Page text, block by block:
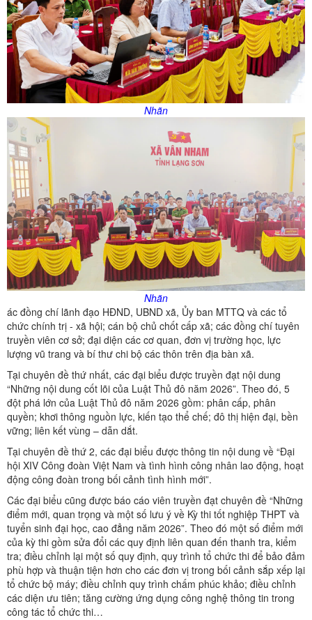
Nhãn
Nhãn
ác đồng chí lãnh đạo HĐND, UBND xã, Ủy ban MTTQ và các tổ
chức chính trị - xã hội; cán bộ chủ chốt cấp xã; các đồng chí tuyên
truyền viên cơ sở; đại diện các cơ quan, đơn vị trường học, lực
lượng vũ trang và bí thư chi bộ các thôn trên địa bàn xã.
Tại chuyên đề thứ nhất, các đại biểu được truyền đạt nội dung
“Những nội dung cốt lõi của Luật Thủ đô năm 2026”. Theo đó, 5
đột phá lớn của Luật Thủ đô năm 2026 gồm: phân cấp, phân
quyền; khơi thông nguồn lực, kiến tạo thể chế; đô thị hiện đại, bền
vững; liên kết vùng – dẫn dắt.
Tại chuyên đề thứ 2, các đại biểu được thông tin nội dung về “Đại
hội XIV Công đoàn Việt Nam và tình hình công nhân lao động, hoạt
động công đoàn trong bối cảnh tình hình mới”.
Các đại biểu cũng được báo cáo viên truyền đạt chuyên đề “Những
điểm mới, quan trọng và một số lưu ý về Kỳ thi tốt nghiệp THPT và
tuyển sinh đại học, cao đẳng năm 2026”. Theo đó một số điểm mới
của kỳ thi gồm sửa đổi các quy định liên quan đến thanh tra, kiểm
tra; điều chỉnh lại một số quy định, quy trình tổ chức thi để bảo đảm
phù hợp và thuận tiện hơn cho các đơn vị trong bối cảnh sắp xếp lại
tổ chức bộ máy; điều chỉnh quy trình chấm phúc khảo; điều chỉnh
các diện ưu tiên; tăng cường ứng dụng công nghệ thông tin trong
công tác tổ chức thi…